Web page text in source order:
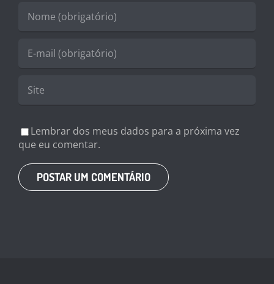
Lembrar dos meus dados para a próxima vez
que eu comentar.